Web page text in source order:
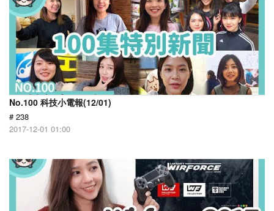
No.100 科技小電報(12/01)
# 238
2017-12-01 01:00